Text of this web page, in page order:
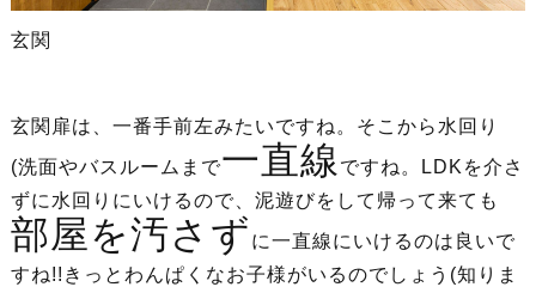
玄関
玄関扉は、一番手前左みたいですね。そこから水回り
(洗面やバスルームまで一直線 ですね。LDKを介さ
ずに水回りにいけるので、泥遊びをして帰って来ても
部屋を汚さず に一直線にいけるのは良いで
すね!!きっとわんぱくなお子様がいるのでしょう(知りま